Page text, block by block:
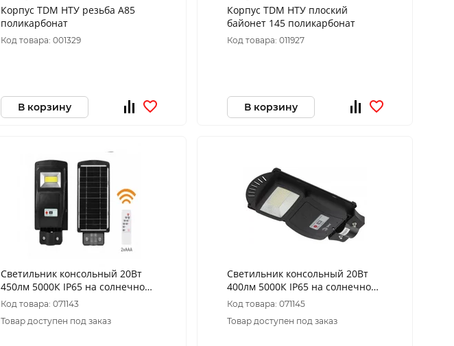
Корпус TDM НТУ резьба А85
поликарбонат
Код товара: 001329
В корзину
Корпус TDM НТУ плоский
байонет 145 поликарбонат
Код товара: 011927
В корзину
Светильник консольный 20Вт
450лм 5000К IP65 на солнечной
батарее COB с датчиком
движения ПДУ ЭРА
Код товара: 071143
Товар доступен под заказ
Светильник консольный 20Вт
400лм 5000К IP65 на солнечной
батарее SMD с кронштейном с
датчиком ПДУ ЭР
Код товара: 071145
Товар доступен под заказ